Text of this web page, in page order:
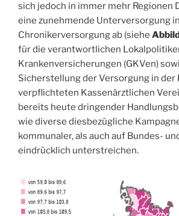
sich jedoch in immer mehr Regionen
eine zunehmende Unterversorgung
Chronikerversorgung ab (siehe
für die verantwortlichen
Krankenversicherungen (GKVen)
Sicherstellung der Versorgung in der
verpflichteten Kassenärztlichen
bereits heute dringender
wie diverse diesbezügliche
kommunaler, als auch auf Bundes-
eindrücklich unterstreichen.